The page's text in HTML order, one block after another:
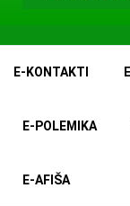
E-KONTAKTI
E-POLEMIKA
E-AFIŠA